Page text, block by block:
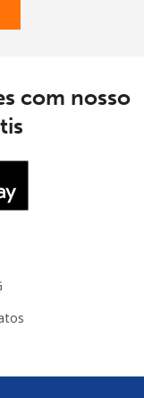
com nosso